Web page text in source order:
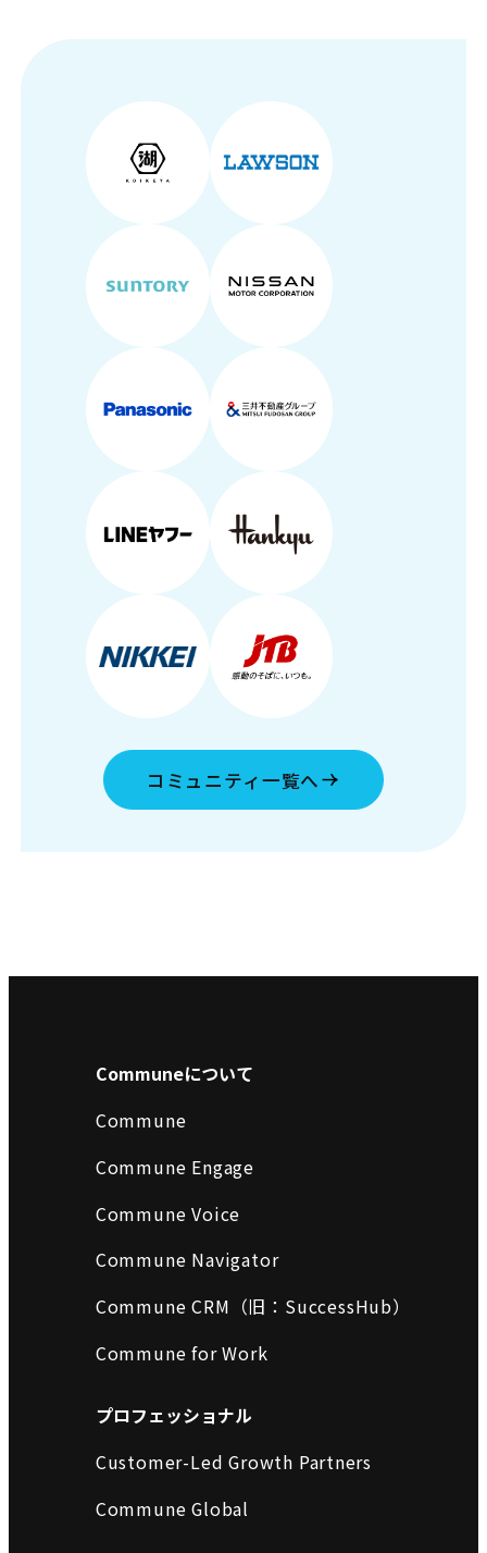
コミュニティ一覧へ
Communeについて
Commune
Commune Engage
Commune Voice
Commune Navigator
Commune CRM（旧：SuccessHub）
Commune for Work
プロフェッショナル
Customer-Led Growth Partners
Commune Global